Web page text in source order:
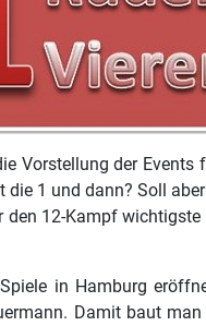
Vorstellung der
1 und dann? Soll
12-Kampf
in Hamburg
Damit baut